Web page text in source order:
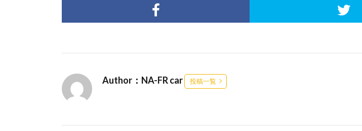
Author：NA-FR car 投稿一覧